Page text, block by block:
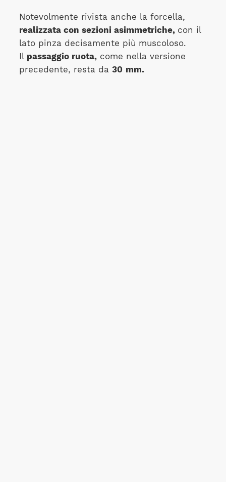
Notevolmente rivista anche la forcella,
realizzata con sezioni asimmetriche, con il
lato pinza decisamente più muscoloso.
Il passaggio ruota,come nella versione
precedente, resta da 30 mm.